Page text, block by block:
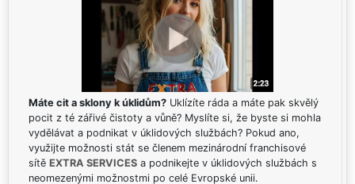
Máte cit a sklony k úklidům? Uklízíte ráda a máte pak skvělý
pocit z té zářivé čistoty a vůně? Myslíte si, že byste si mohla
vydělávat a podnikat v úklidových službách? Pokud ano,
využijte možnosti stát se členem mezinárodní franchisové
sítě EXTRA SERVICES a podnikejte v úklidových službách s
neomezenými možnostmi po celé Evropské unii.